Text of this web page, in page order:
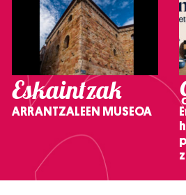
Eskaintzak
ARRANTZALEEN MUSEOA